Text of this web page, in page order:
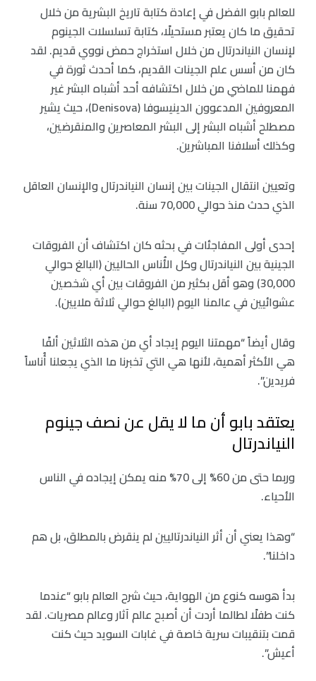
للعالم بابو الفضل في إعادة كتابة تاريخ البشرية من خلال
تحقيق ما كان يعتبر مستحيلًا، كتابة تسلسلات الجينوم
لإنسان النياندرتال من خلال استخراج حمض نووي قديم. لقد
كان من أسس علم الجينات القديم، كما أحدث ثورة في
فهمنا للماضي من خلال اكتشافه أحد أشباه البشر غير
المعروفين المدعوون الدينيسوفا (Denisova)، حيث يشير
مصطلح أشباه البشر إلى البشر المعاصرين والمنقرضين،
وكذلك أسلافنا المباشرين.
وتعيين انتقال الجينات بين إنسان النياندرتال والإنسان العاقل
الذي حدث منذ حوالي 70,000 سنة.
إحدى أولى المفاجئات في بحثه كان اكتشاف أن الفروقات
الجينية بين النياندرتال وكل الأُناس الحاليين (البالغ حوالي
30,000) وهو أقل بكثير من الفروقات بين أي شخصين
عشوائيين في عالمنا اليوم (البالغ حوالي ثلاثة ملايين).
وقال أيضاً “مهمتنا اليوم إيجاد أي من هذه الثلاثين ألفًا
هي الأكثر أهمية، لأنها هي التي تخبرنا ما الذي يجعلنا أُناساً
فريدين”.
يعتقد بابو أن ما لا يقل عن نصف جينوم
النياندرتال
وربما حتى من 60% إلى 70% منه يمكن إيجاده في الناس
الأحياء.
“وهذا يعني أن أثر النياندرتاليين لم ينقرض بالمطلق، بل هم
داخلنا”.
بدأ هوسه كنوع من الهواية، حيث شرح العالم بابو “عندما
كنت طفلًا لطالما أردت أن أصبح عالم آثار وعالم مصريات. لقد
قمت بتنقيبات سرية خاصة في غابات السويد حيث كنت
أعيش”.